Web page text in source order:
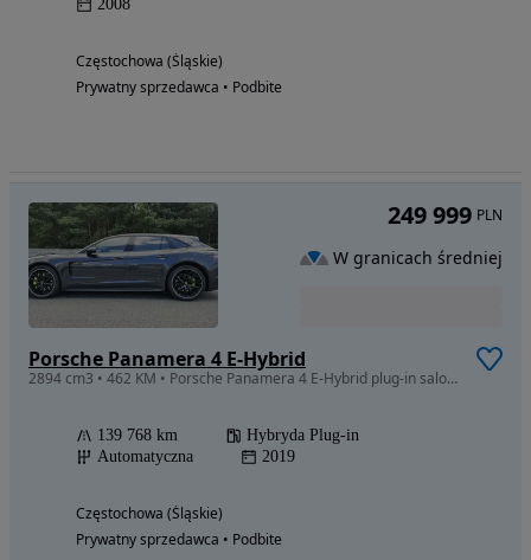
2008
Częstochowa (Śląskie)
Prywatny sprzedawca • Podbite
Porsche Panamera 4 E-Hybrid
2894 cm3 • 462 KM • Porsche Panamera 4 E-Hybrid plug-in salon PL pełna FV 23% SERWIS ASO
139 768 km
Hybryda Plug-in
Automatyczna
2019
Częstochowa (Śląskie)
Prywatny sprzedawca • Podbite
249 999 PLN
W granicach średniej